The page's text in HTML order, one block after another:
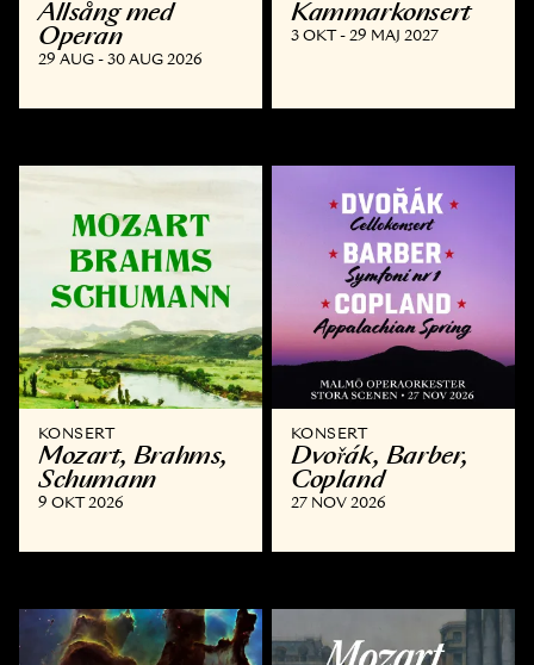
Allsång med
Operan
29 AUG - 30 AUG 2026
Kammar­konsert
3 OKT - 29 MAJ 2027
KONSERT
Mozart, Brahms,
Schumann
9 OKT 2026
KONSERT
Dvořák, Barber,
Copland
27 NOV 2026